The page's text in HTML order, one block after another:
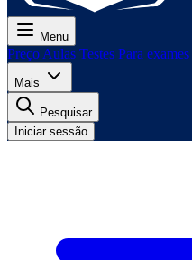
Menu
Preço Aulas Testes Para exames
Mais
Pesquisar
Iniciar sessão